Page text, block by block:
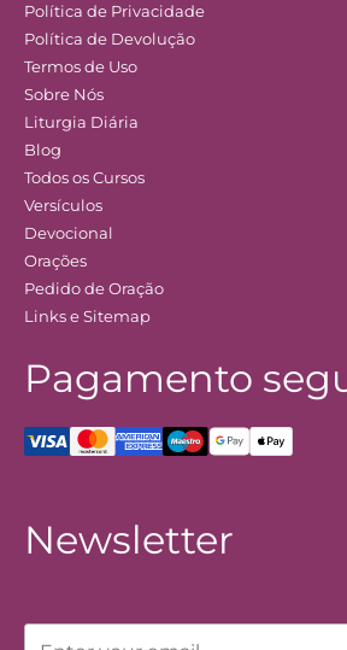
Política de Privacidade
Política de Devolução
Termos de Uso
Sobre Nós
Liturgia Diária
Blog
Todos os Cursos
Versículos
Devocional
Orações
Pedido de Oração
Links e Sitemap
Pagamento
Newsletter